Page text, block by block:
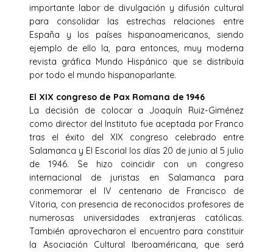
importante labor de divulgación y difusión cultural
para consolidar las estrechas relaciones entre
España y los países hispanoamericanos, siendo
ejemplo de ello la, para entonces, muy moderna
revista gráfica Mundo Hispánico que se distribuía
por todo el mundo hispanoparlante.
El XIX congreso de Pax Romana de 1946
La decisión de colocar a Joaquín Ruiz-Giménez
como director del Instituto fue aceptada por Franco
tras el éxito del XIX congreso celebrado entre
Salamanca y El Escorial los días 20 de junio al 5 julio
de 1946. Se hizo coincidir con un congreso
internacional de juristas en Salamanca para
conmemorar el IV centenario de Francisco de
Vitoria, con presencia de reconocidos profesores de
numerosas universidades extranjeras católicas.
También aprovecharon el encuentro para constituir
la Asociación Cultural Iberoaméricana, que será